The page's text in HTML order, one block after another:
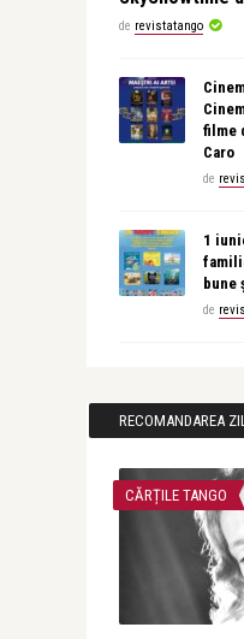
de revistatango
filme
Caro
de
1
bune
de
RECOMANDAREA
CĂRȚILE TANGO